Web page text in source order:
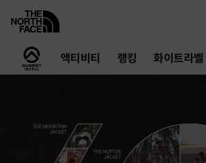
스 액티비티 랭킹 화이트라벨